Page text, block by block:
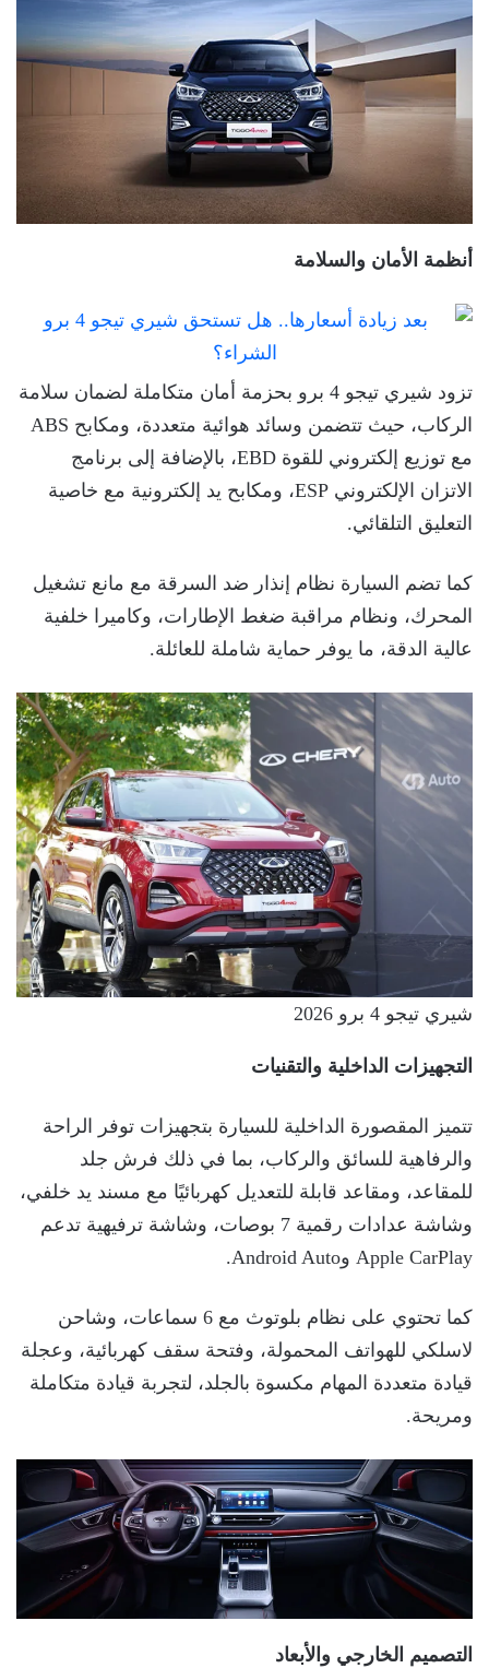
أنظمة الأمان والسلامة
تزود شيري تيجو 4 برو بحزمة أمان متكاملة لضمان سلامة
الركاب، حيث تتضمن وسائد هوائية متعددة، ومكابح ABS
مع توزيع إلكتروني للقوة EBD، بالإضافة إلى برنامج
الاتزان الإلكتروني ESP، ومكابح يد إلكترونية مع خاصية
التعليق التلقائي.
كما تضم السيارة نظام إنذار ضد السرقة مع مانع تشغيل
المحرك، ونظام مراقبة ضغط الإطارات، وكاميرا خلفية
عالية الدقة، ما يوفر حماية شاملة للعائلة.
شيري تيجو 4 برو 2026
التجهيزات الداخلية والتقنيات
تتميز المقصورة الداخلية للسيارة بتجهيزات توفر الراحة
والرفاهية للسائق والركاب، بما في ذلك فرش جلد
للمقاعد، ومقاعد قابلة للتعديل كهربائيًا مع مسند يد خلفي،
وشاشة عدادات رقمية 7 بوصات، وشاشة ترفيهية تدعم
Apple CarPlay وAndroid Auto.
كما تحتوي على نظام بلوتوث مع 6 سماعات، وشاحن
لاسلكي للهواتف المحمولة، وفتحة سقف كهربائية، وعجلة
قيادة متعددة المهام مكسوة بالجلد، لتجربة قيادة متكاملة
ومريحة.
التصميم الخارجي والأبعاد